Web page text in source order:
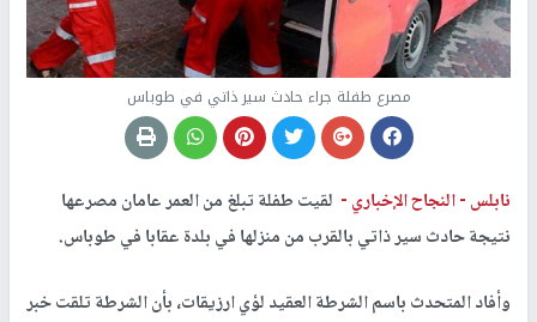
مصرع طفلة جراء حادث سير ذاتي في طوباس
نابلس -النجاح الإخباري - لقيت طفلة تبلغ من العمر عامان مصرعها
نتيجة حادث سير ذاتي بالقرب من منزلها في بلدة عقابا في طوباس.
وأفاد المتحدث باسم الشرطة العقيد لؤي ارزيقات، بأن الشرطة تلقت خبر